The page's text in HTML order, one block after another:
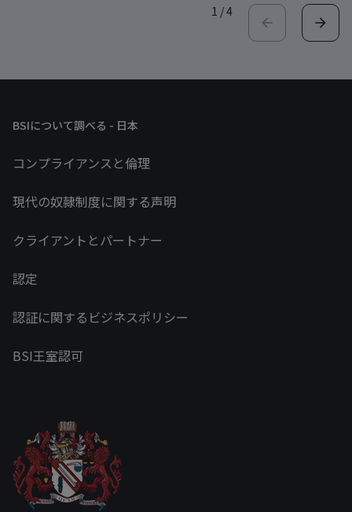
1 /4
BSIについて調べる - 日本
コンプライアンスと倫理
現代の奴隷制度に関する声明
クライアントとパートナー
認定
認証に関するビジネスポリシー
BSI王室認可